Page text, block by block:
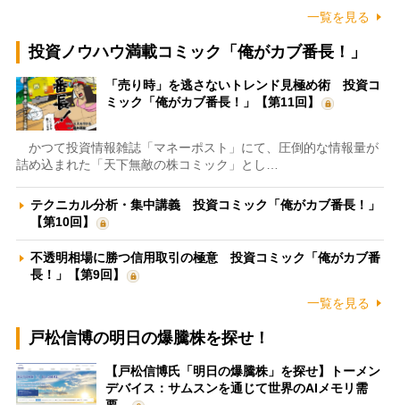
一覧を見る
投資ノウハウ満載コミック「俺がカブ番長！」
「売り時」を逃さないトレンド見極め術 投資コ
ミック「俺がカブ番長！」【第11回】
かつて投資情報雑誌「マネーポスト」にて、圧倒的な情報量が
詰め込まれた「天下無敵の株コミック」とし…
テクニカル分析・集中講義 投資コミック「俺がカブ番長！」
【第10回】
不透明相場に勝つ信用取引の極意 投資コミック「俺がカブ番
長！」【第9回】
一覧を見る
戸松信博の明日の爆騰株を探せ！
【戸松信博氏「明日の爆騰株」を探せ】トーメン
デバイス：サムスンを通じて世界のAIメモリ需